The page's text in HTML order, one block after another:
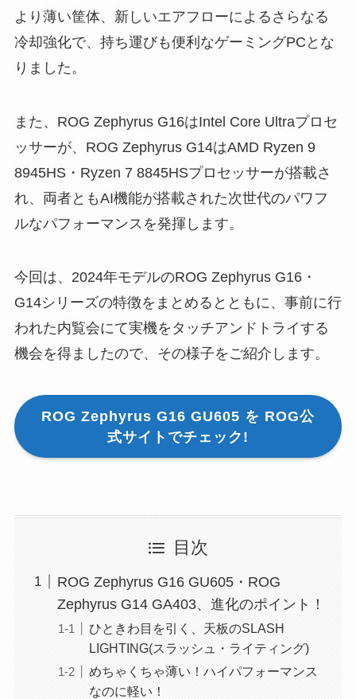
より薄い筐体、新しいエアフローによるさらなる
冷却強化で、持ち運びも便利なゲーミングPCとな
りました。
また、ROG Zephyrus G16はIntel Core Ultraプロセ
ッサーが、ROG Zephyrus G14はAMD Ryzen 9
8945HS・Ryzen 7 8845HSプロセッサーが搭載さ
れ、両者ともAI機能が搭載された次世代のパワフ
ルなパフォーマンスを発揮します。
今回は、2024年モデルのROG Zephyrus G16・
G14シリーズの特徴をまとめるとともに、事前に行
われた内覧会にて実機をタッチアンドトライする
機会を得ましたので、その様子をご紹介します。
ROG Zephyrus G16 GU605 を ROG公
式サイトでチェック!
目次
ROG Zephyrus G16 GU605・ROG
Zephyrus G14 GA403、進化のポイント！
ひときわ目を引く、天板のSLASH
LIGHTING(スラッシュ・ライティング)
めちゃくちゃ薄い！ハイパフォーマンス
なのに軽い！